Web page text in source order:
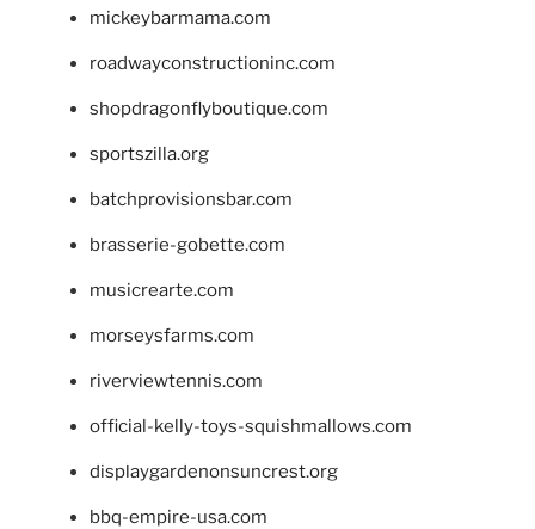
mickeybarmama.com
roadwayconstructioninc.com
shopdragonflyboutique.com
sportszilla.org
batchprovisionsbar.com
brasserie-gobette.com
musicrearte.com
morseysfarms.com
riverviewtennis.com
official-kelly-toys-squishmallows.com
displaygardenonsuncrest.org
bbq-empire-usa.com